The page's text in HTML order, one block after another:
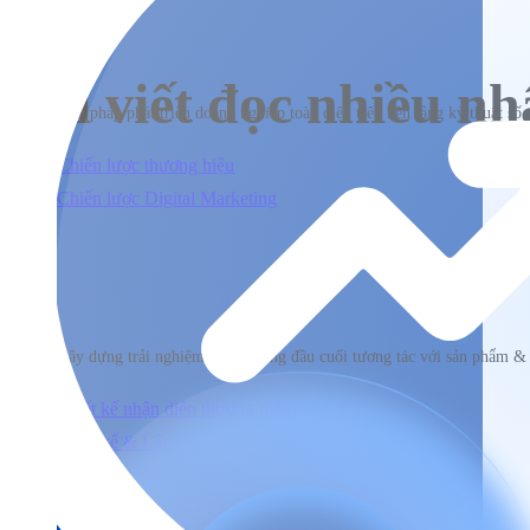
Chiến lược
Giải pháp phát triển doanh nghiệp toàn diện trên nền tảng kỹ thuật số
Chiến lược thương hiệu
Chiến lược Digital Marketing
Xây dựng
Xây dựng trải nghiệm người dùng đầu cuối tương tác với sản phẩm
Thiết kế nhận diện thương hiệu
Thiết kế & Lập trình website
Xây dựng Social Media
Bài viết đọc nhiều